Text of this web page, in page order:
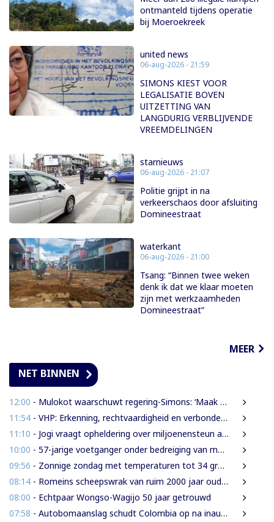
ontmanteld tijdens operatie
bij Moeroekreek
united news
06-aug-2026 - 21:59
SIMONS KIEST VOOR
LEGALISATIE BOVEN
UITZETTING VAN
LANGDURIG VERBLIJVENDE
VREEMDELINGEN
starnieuws
06-aug-2026 - 21:07
Politie grijpt in na
verkeerschaos door afsluiting
Domineestraat
waterkant
06-aug-2026 - 21:00
Tsang: “Binnen twee weken
denk ik dat we klaar moeten
zijn met werkzaamheden
Domineestraat”
MEER
NET BINNEN
12:00 - Mulokot waarschuwt regering-Simons: ‘Maak van 5-kilometerwet geen uitstel van echte grondenrechten’
11:54 - VHP: Erkenning, rechtvaardigheid en verbondenheid op 9 augustus
11:10 - Jogi vraagt opheldering over miljoenensteun aan SLM en behaalde resultaten
10:00 - 57-jarige voetganger onder bedreiging van mes beroofd van mobiele telefoon
09:56 - Zonnige zondag met temperaturen tot 34 graden
08:14 - Romeins scheepswrak van ruim 2000 jaar oud ontdekt bij Sicilië
08:00 - Echtpaar Wongso-Wagijo 50 jaar getrouwd
07:58 - Autobomaanslag schudt Colombia op na inauguratie van hardline president